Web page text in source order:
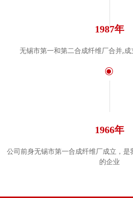
ꀉ
1987年
无锡市第一和第二合成纤维厂合并,
1966年
公司前身无锡市第一合成纤维厂成立，
的企业